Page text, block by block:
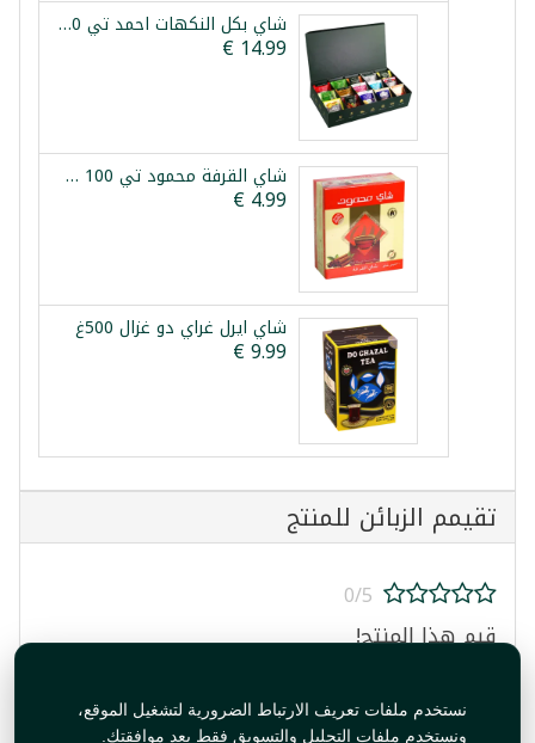
نستخدم ملفات تعريف الارتباط الضرورية لتشغيل الموقع،
ونستخدم ملفات التحليل والتسويق فقط بعد موافقتك.
شاي بكل النكهات احمد تي 90 ظرف
شاي القرفة محمود تي 100 كيس
شاي ايرل غراي دو غزال 500غ
تقيمم الزبائن للمنتج
0/5
قيم هذا المنتج!